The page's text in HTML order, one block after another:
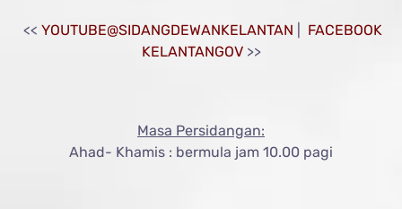
<< YOUTUBE@SIDANGDEWANKELANTAN
FACEBOOK
KELANTANGOV>>
Masa Persidangan:
Ahad- Khamis : bermula jam 10.00 pagi